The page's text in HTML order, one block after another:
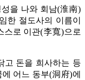
을 나와 회남(淮南)
한 절도사의 이름이
스로 이관(李寬)으로
고 돈을 희사하는 등
어느 동부(洞府)에